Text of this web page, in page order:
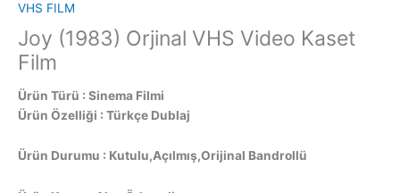
VHS FILM
Joy (1983) Orjinal VHS Video Kaset
Film
Ürün Türü : Sinema Filmi
Ürün Özelliği : Türkçe Dublaj
Ürün Durumu : Kutulu,Açılmış,Orijinal Bandrollü